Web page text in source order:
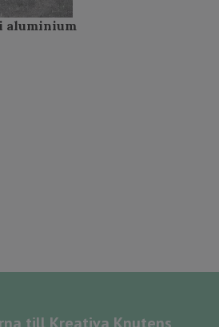
aluminium
till Kreativa Knutens